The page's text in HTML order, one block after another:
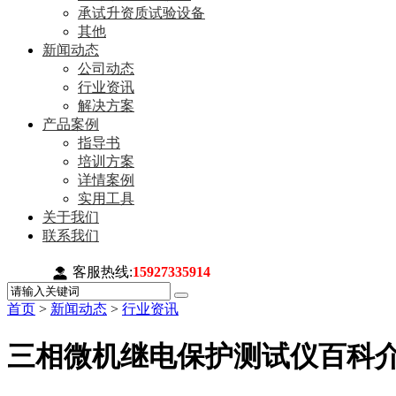
承试升资质试验设备
其他
新闻动态
公司动态
行业资讯
解决方案
产品案例
指导书
培训方案
详情案例
实用工具
关于我们
联系我们
客服热线:15927335914
首页 > 新闻动态 > 行业资讯
三相微机继电保护测试仪百科